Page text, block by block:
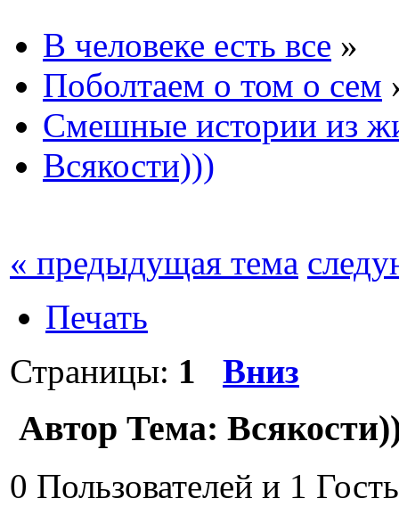
В человеке есть все »
Поболтаем о том о сем
Смешные истории из
Всякости)))
« предыдущая тема
Печать
Страницы: 1 Вниз
Автор Тема:
0 Пользователей и 1